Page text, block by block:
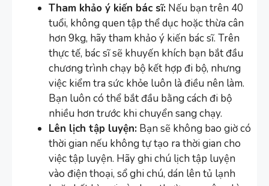
Tham khảo ý kiến bác sĩ: Nếu bạn trên 40
tuổi, không quen tập thể dục hoặc thừa cân
hơn 9kg, hãy tham khảo ý kiến bác sĩ. Trên
thực tế, bác sĩ sẽ khuyến khích bạn bắt đầu
chương trình chạy bộ kết hợp đi bộ, nhưng
việc kiểm tra sức khỏe luôn là điều nên làm.
Bạn luôn có thể bắt đầu bằng cách đi bộ
nhiều hơn trước khi chuyển sang chạy.
Lên lịch tập luyện: Bạn sẽ không bao giờ có
thời gian nếu không tự tạo ra thời gian cho
việc tập luyện. Hãy ghi chú lịch tập luyện
vào điện thoại, sổ ghi chú, dán lên tủ lạnh